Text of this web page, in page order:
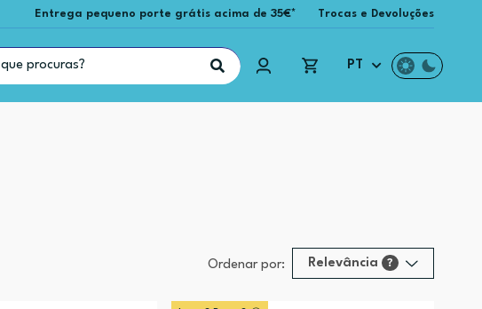
Entrega pequeno porte grátis acima de 35€* Trocas e Devoluções
PT
Ordenar por: Relevância ?